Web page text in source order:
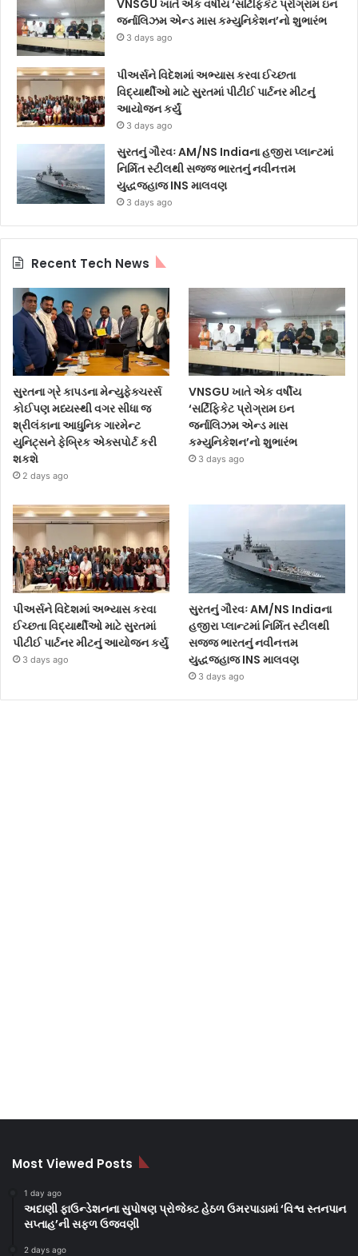
VNSGU ખાતે એક વર્ષીય ‘સર્ટિફિકેટ પ્રોગ્રામ ઇન
જર્નાલિઝમ એન્ડ માસ કમ્યુનિકેશન’નો શુભારંભ
3 days ago
પીઅર્સને વિદેશમાં અભ્યાસ કરવા ઈચ્છતા
વિદ્યાર્થીઓ માટે સુરતમાં પીટીઈ પાર્ટનર મીટનું
આયોજન કર્યું
3 days ago
સુરતનું ગૌરવઃ AM/NS Indiaના હજીરા પ્લાન્ટમાં
નિર્મિત સ્ટીલથી સજ્જ ભારતનું નવીનત્તમ
યુદ્ધજહાજ INS માલવણ
3 days ago
Recent Tech News
સુરતના ગ્રે કાપડના મેન્યુફેક્ચરર્સ
કોઈપણ મધ્યસ્થી વગર સીધા જ
શ્રીલંકાના આધુનિક ગારમેન્ટ
યુનિટ્સને ફેબ્રિક એક્સપોર્ટ કરી
શકશે
2 days ago
VNSGU ખાતે એક વર્ષીય
‘સર્ટિફિકેટ પ્રોગ્રામ ઇન
જર્નાલિઝમ એન્ડ માસ
કમ્યુનિકેશન’નો શુભારંભ
3 days ago
પીઅર્સને વિદેશમાં અભ્યાસ કરવા
ઈચ્છતા વિદ્યાર્થીઓ માટે સુરતમાં
પીટીઈ પાર્ટનર મીટનું આયોજન કર્યું
3 days ago
સુરતનું ગૌરવઃ AM/NS Indiaના
હજીરા પ્લાન્ટમાં નિર્મિત સ્ટીલથી
સજ્જ ભારતનું નવીનત્તમ
યુદ્ધજહાજ INS માલવણ
3 days ago
Most Viewed Posts
1 day ago
અદાણી ફાઉન્ડેશનના સુપોષણ પ્રોજેક્ટ હેઠળ ઉમરપાડામાં ‘વિશ્વ સ્તનપાન
સપ્તાહ’ની સફળ ઉજવણી
2 days ago